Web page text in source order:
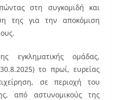
στη συγκομιδή και
της για την αποκόμιση
εγκληματικής ομάδας,
το πρωί, ευρείας
σε περιοχή του
από αστυνομικούς της